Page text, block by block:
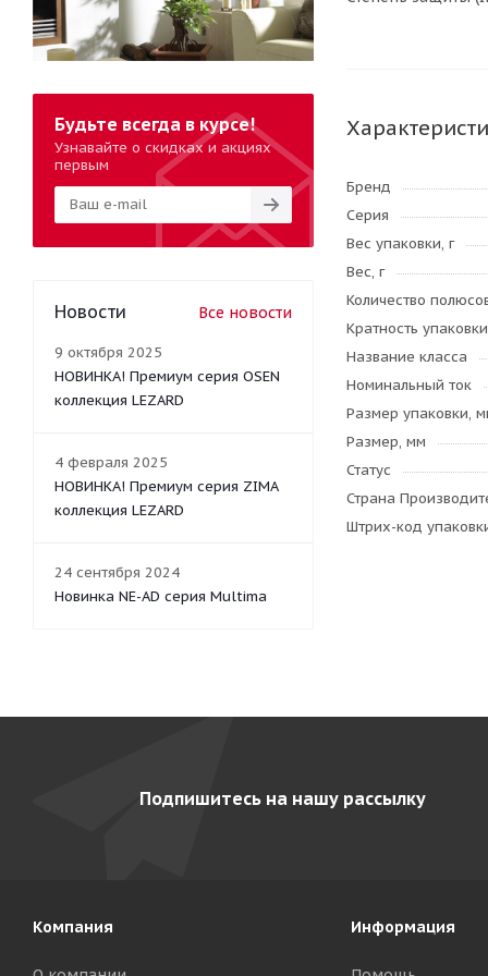
Бренд
Серия
Вес упаковки, г
Вес, г
Количество
Кратность упаковки
Название класса
Номинальный ток
Размер упаковки,
Размер, мм
Статус
Страна
Штрих-код
Будьте всегда в курсе!
Узнавайте о скидках и акциях
первым
Новости Все новости
9 октября 2025
НОВИНКА! Премиум серия OSEN
коллекция LEZARD
4 февраля 2025
НОВИНКА! Премиум серия ZIMA
коллекция LEZARD
24 сентября 2024
Новинка NE-AD серия Multima
Подпишитесь на нашу рассылку
Компания Информация